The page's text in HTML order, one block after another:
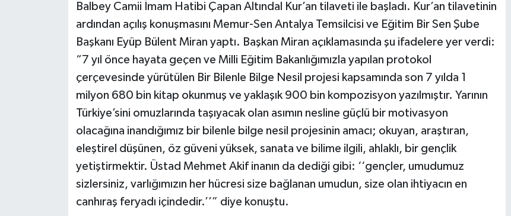
Balbey Camii İmam Hatibi Çapan Altındal Kur’an tilaveti ile başladı. Kur’an tilavetinin
ardından açılış konuşmasını Memur-Sen Antalya Temsilcisi ve Eğitim Bir Sen Şube
Başkanı Eyüp Bülent Miran yaptı. Başkan Miran açıklamasında şu ifadelere yer verdi:
“7 yıl önce hayata geçen ve Milli Eğitim Bakanlığımızla yapılan protokol
çerçevesinde yürütülen Bir Bilenle Bilge Nesil projesi kapsamında son 7 yılda 1
milyon 680 bin kitap okunmuş ve yaklaşık 900 bin kompozisyon yazılmıştır. Yarının
Türkiye’sini omuzlarında taşıyacak olan asımın nesline güçlü bir motivasyon
olacağına inandığımız bir bilenle bilge nesil projesinin amacı; okuyan, araştıran,
eleştirel düşünen, öz güveni yüksek, sanata ve bilime ilgili, ahlaklı, bir gençlik
yetiştirmektir. Üstad Mehmet Akif inanın da dediği gibi: ‘‘gençler, umudumuz
sizlersiniz, varlığımızın her hücresi size bağlanan umudun, size olan ihtiyacın en
canhıraş feryadı içindedir.’’” diye konuştu.